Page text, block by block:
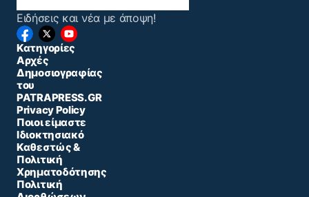
Ειδήσεις και νέα με άποψη!
Κατηγορίες
Αρχές
Δημοσιογραφίας
του
PATRAPRESS.GR
Privacy Policy
Ποιοι είμαστε
Ιδιοκτησιακό
Καθεστώς &
Πολιτική
Χρηματοδότησης
Πολιτική